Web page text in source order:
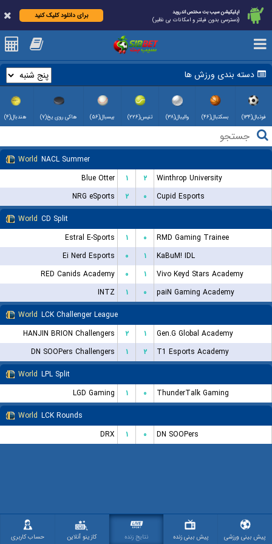
اپلیکیشن سیب بت مختص اندروید
(دسترسی بدون فیلتر و امکانات بی نظیر)
برای دانلود کلیک کنید
دسته بندی ورزش ها
فوتبال(۱۳۴) بسکتبال(۴۶) والیبال(۳۸) تنیس(۲۲۶) بیسبال(۵۶) هاکی روی یخ(۷) هندبال(۴)
World NACL Summer
Blue Otter
۱ ۲
Winthrop University
NRG eSports
۲ ۰
Cupid Esports
World CD Split
Estral E-Sports
۱ ۰
RMD Gaming Trainee
Ei Nerd Esports
۰ ۱
KaBuM! IDL
RED Canids Academy
۰ ۱
Vivo Keyd Stars Academy
INTZ
۱ ۰
paiN Gaming Academy
World LCK Challenger League
HANJIN BRION Challengers
۲ ۱
Gen.G Global Academy
DN SOOPers Challengers
۱ ۲
T1 Esports Academy
World LPL Split
LGD Gaming
۱ ۰
ThunderTalk Gaming
World LCK Rounds
DRX
۱ ۰ DN SOOPers
پیش بینی ورزشی پیش بینی زنده نتایج زنده کازینو آنلاین حساب کاربری